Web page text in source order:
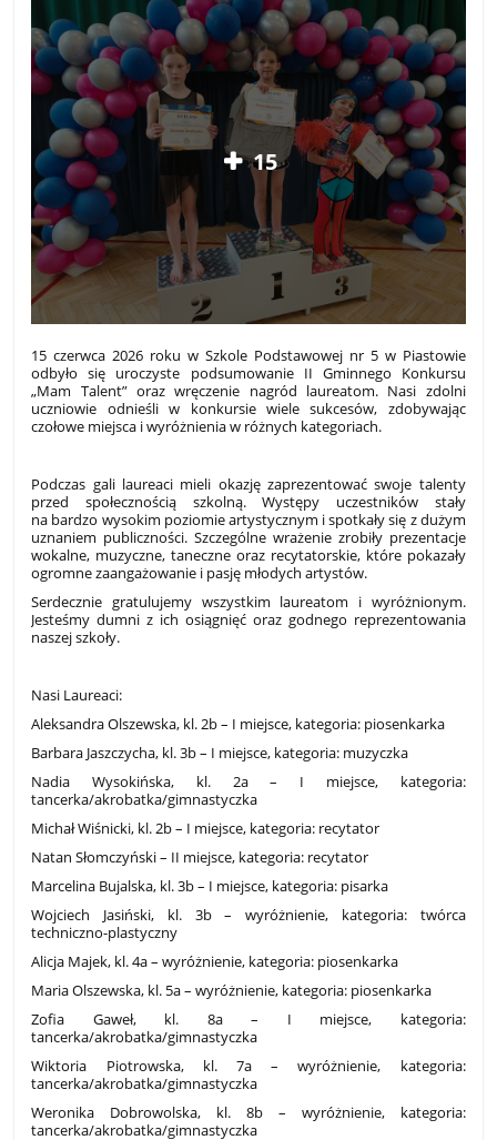
15
15 czerwca 2026 roku w Szkole Podstawowej nr 5 w Piastowie
odbyło się uroczyste podsumowanie II Gminnego Konkursu
„Mam Talent” oraz wręczenie nagród laureatom. Nasi zdolni
uczniowie odnieśli w konkursie wiele sukcesów, zdobywając
czołowe miejsca i wyróżnienia w różnych kategoriach.
Podczas gali laureaci mieli okazję zaprezentować swoje talenty
przed społecznością szkolną. Występy uczestników stały
na bardzo wysokim poziomie artystycznym i spotkały się z dużym
uznaniem publiczności. Szczególne wrażenie zrobiły prezentacje
wokalne, muzyczne, taneczne oraz recytatorskie, które pokazały
ogromne zaangażowanie i pasję młodych artystów.
Serdecznie gratulujemy wszystkim laureatom i wyróżnionym.
Jesteśmy dumni z ich osiągnięć oraz godnego reprezentowania
naszej szkoły.
Nasi Laureaci:
Aleksandra Olszewska, kl. 2b – I miejsce, kategoria: piosenkarka
Barbara Jaszczycha, kl. 3b – I miejsce, kategoria: muzyczka
Nadia Wysokińska, kl. 2a – I miejsce, kategoria:
tancerka/akrobatka/gimnastyczka
Michał Wiśnicki, kl. 2b – I miejsce, kategoria: recytator
Natan Słomczyński – II miejsce, kategoria: recytator
Marcelina Bujalska, kl. 3b – I miejsce, kategoria: pisarka
Wojciech Jasiński, kl. 3b – wyróżnienie, kategoria: twórca
techniczno-plastyczny
Alicja Majek, kl. 4a – wyróżnienie, kategoria: piosenkarka
Maria Olszewska, kl. 5a – wyróżnienie, kategoria: piosenkarka
Zofia Gaweł, kl. 8a – I miejsce, kategoria:
tancerka/akrobatka/gimnastyczka
Wiktoria Piotrowska, kl. 7a – wyróżnienie, kategoria:
tancerka/akrobatka/gimnastyczka
Weronika Dobrowolska, kl. 8b – wyróżnienie, kategoria:
tancerka/akrobatka/gimnastyczka